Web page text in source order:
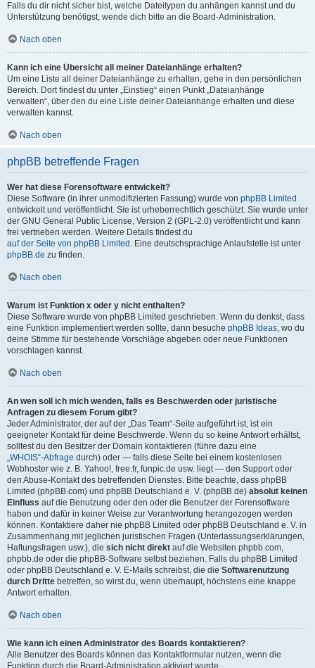
Falls du dir nicht sicher bist, welche Dateitypen du anhängen kannst und du
Unterstützung benötigst, wende dich bitte an die Board-Administration.
Nach oben
Kann ich eine Übersicht all meiner Dateianhänge erhalten?
Um eine Liste all deiner Dateianhänge zu erhalten, gehe in den persönlichen
Bereich. Dort findest du unter „Einstieg“ einen Punkt „Dateianhänge
verwalten“, über den du eine Liste deiner Dateianhänge erhalten und diese
verwalten kannst.
Nach oben
phpBB betreffende Fragen
Wer hat diese Forensoftware entwickelt?
Diese Software (in ihrer unmodifizierten Fassung) wurde von phpBB Limited
entwickelt und veröffentlicht. Sie ist urheberrechtlich geschützt. Sie wurde unter
der GNU General Public License, Version 2 (GPL-2.0) veröffentlicht und kann
frei vertrieben werden. Weitere Details findest du
auf der Seite von phpBB Limited . Eine deutschsprachige Anlaufstelle ist unter
phpBB.de zu finden.
Nach oben
Warum ist Funktion x oder y nicht enthalten?
Diese Software wurde von phpBB Limited geschrieben. Wenn du denkst, dass
eine Funktion implementiert werden sollte, dann besuche phpBB Ideas, wo du
deine Stimme für bestehende Vorschläge abgeben oder neue Funktionen
vorschlagen kannst.
Nach oben
An wen soll ich mich wenden, falls es Beschwerden oder juristische
Anfragen zu diesem Forum gibt?
Jeder Administrator, der auf der „Das Team“-Seite aufgeführt ist, ist ein
geeigneter Kontakt für deine Beschwerde. Wenn du so keine Antwort erhältst,
solltest du den Besitzer der Domain kontaktieren (führe dazu eine
„WHOIS“-Abfrage durch) oder — falls diese Seite bei einem kostenlosen
Webhoster wie z. B. Yahoo!, free.fr, funpic.de usw. liegt — den Support oder
den Abuse-Kontakt des betreffenden Dienstes. Bitte beachte, dass phpBB
Limited (phpBB.com) und phpBB Deutschland e. V. (phpBB.de) absolut keinen
Einfluss auf die Benutzung oder den oder die Benutzer der Forensoftware
haben und dafür in keiner Weise zur Verantwortung herangezogen werden
können. Kontaktiere daher nie phpBB Limited oder phpBB Deutschland e. V. in
Zusammenhang mit jeglichen juristischen Fragen (Unterlassungserklärungen,
Haftungsfragen usw.), die sich nicht direkt auf die Websiten phpbb.com,
phpbb.de oder die phpBB-Software selbst beziehen. Falls du phpBB Limited
oder phpBB Deutschland e. V. E-Mails schreibst, die die Softwarenutzung
durch Dritte betreffen, so wirst du, wenn überhaupt, höchstens eine knappe
Antwort erhalten.
Nach oben
Wie kann ich einen Administrator des Boards kontaktieren?
Alle Benutzer des Boards können das Kontaktformular nutzen, wenn die
Funktion durch die Board-Administration aktiviert wurde.